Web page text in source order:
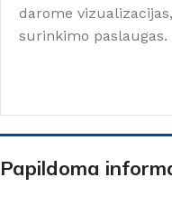
darome
surinkimo paslaugas.
Papildoma